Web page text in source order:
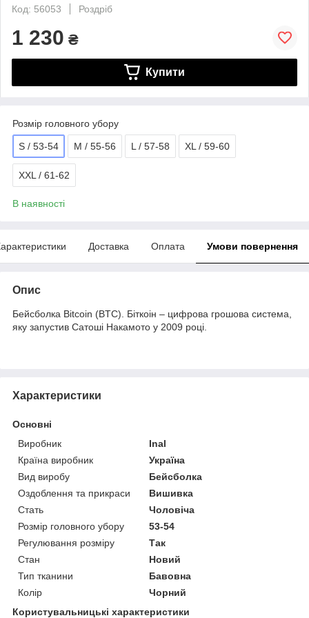
Код: 56053
Роздріб
1 230 ₴
Купити
Розмір головного убору
S / 53-54 M / 55-56 L / 57-58 XL / 59-60
XXL / 61-62
В наявності
Доставка Оплата Умови повернення
Опис
Бейсболка Bitcoin (BTC). Біткоін – цифрова грошова система,
яку запустив Сатоші Накамото у 2009 році.
Характеристики
Основні
Виробник
Inal
Країна виробник
Україна
Вид виробу
Бейсболка
Оздоблення та прикраси
Вишивка
Стать
Чоловіча
Розмір головного убору
53-54
Регулювання розміру
Так
Стан
Новий
Тип тканини
Бавовна
Колір
Чорний
Користувальницькі характеристики